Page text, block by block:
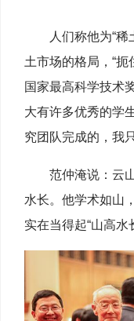
人们称他为“
土市场的格局，“
国家最高科学技术
大有许多优秀的学
究团队完成的，我
范仲淹说：云
水长。他学术如山
实在当得起“山高水